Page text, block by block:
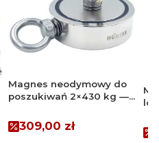
Magnes neodymowy do
poszukiwań 2×430 kg —
Magnesy Hunter
Cena promocyjna
309,00 zł